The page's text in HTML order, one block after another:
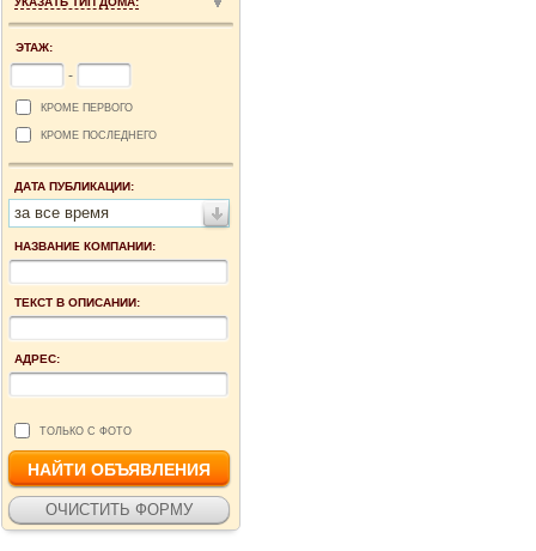
ЭТАЖ:
-
КРОМЕ ПЕРВОГО
КРОМЕ ПОСЛЕДНЕГО
ДАТА ПУБЛИКАЦИИ:
за все время
НАЗВАНИЕ КОМПАНИИ:
ТЕКСТ В ОПИСАНИИ:
АДРЕС:
ТОЛЬКО С ФОТО